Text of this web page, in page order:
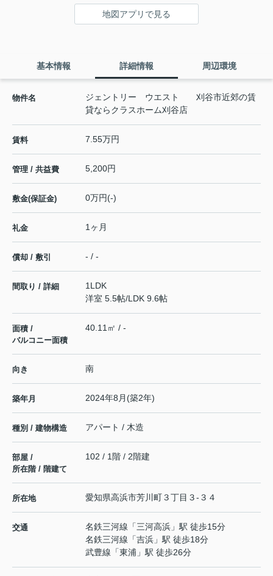
地図アプリで見る
基本情報 詳細情報 周辺環境
物件名
ジェントリー ウエスト 刈谷市近郊の賃
貸ならクラスホーム刈谷店
賃料 7.55万円
管理 / 共益費 5,200円
敷金(保証金) 0万円(-)
礼金 1ヶ月
償却 / 敷引 - / -
間取り / 詳細
1LDK
洋室 5.5帖/LDK 9.6帖
面積 /
バルコニー面積
40.11㎡ / -
向き 南
築年月 2024年8月(築2年)
種別 / 建物構造 アパート / 木造
部屋 /
所在階 / 階建て
102 / 1階 / 2階建
所在地 愛知県高浜市芳川町３丁目３-３４
交通 名鉄三河線 「三河高浜 」駅 徒歩15分
名鉄三河線 「吉浜 」駅 徒歩18分
武豊線 「東浦 」駅 徒歩26分